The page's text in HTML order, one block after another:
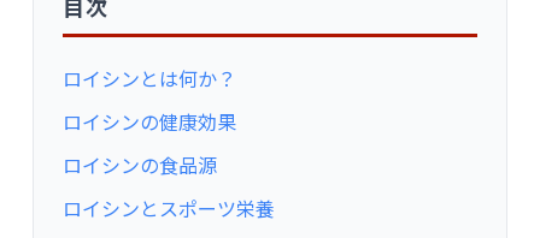
目次
ロイシンとは何か？
ロイシンの健康効果
ロイシンの食品源
ロイシンとスポーツ栄養